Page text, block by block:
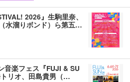
2026』生駒里奈、
水溜りボンド）ら第五…
⾳楽フェス『FUJI & SU
リオ、田島貴男（…